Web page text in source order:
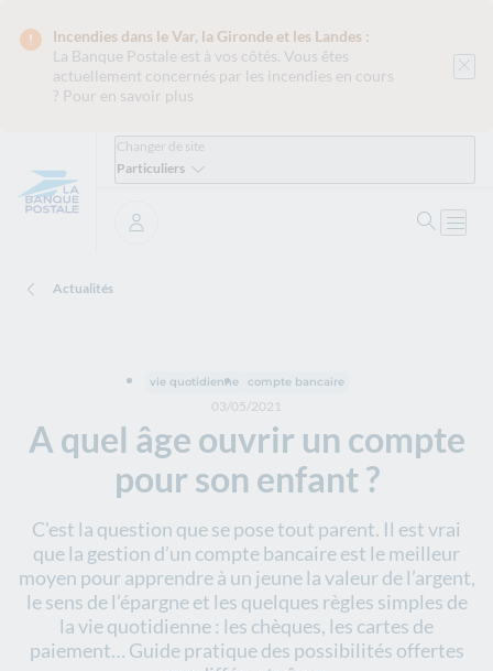
Incendies dans le Var, la Gironde et les Landes :
La Banque Postale est à vos côtés. Vous êtes
actuellement concernés par les incendies en cours
? Pour en savoir plus
Changer de site
Particuliers
Se connecter
Actualités
A quel âge ouvrir un compte
pour son enfant ?
03/05/2021
vie quotidienne compte bancaire
C'est la question que se pose tout parent. Il est vrai
que la gestion d’un compte bancaire est le meilleur
moyen pour apprendre à un jeune la valeur de l’argent,
le sens de l’épargne et les quelques règles simples de
la vie quotidienne : les chèques, les cartes de
paiement… Guide pratique des possibilités offertes